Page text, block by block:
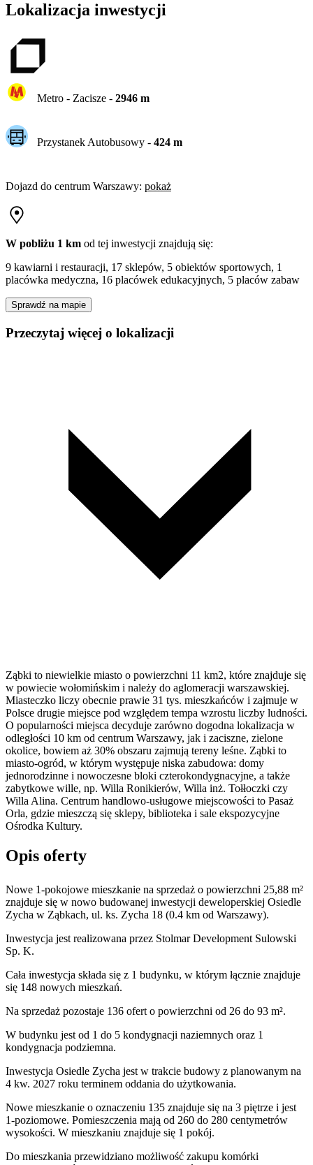
Lokalizacja inwestycji
Metro - Zacisze- 2946m
Przystanek Autobusowy - 424m
Dojazd do centrum Warszawy: pokaż
W pobliżu 1 km od tej inwestycji znajdują się:
9 kawiarni i restauracji, 17 sklepów, 5 obiektów sportowych, 1
placówka medyczna, 16 placówek edukacyjnych, 5 placów zabaw
Sprawdź na mapie
Przeczytaj więcej o lokalizacji
Ząbki to niewielkie miasto o powierzchni 11 km2, które znajduje się
w powiecie wołomińskim i należy do aglomeracji warszawskiej.
Miasteczko liczy obecnie prawie 31 tys. mieszkańców i zajmuje w
Polsce drugie miejsce pod względem tempa wzrostu liczby ludności.
O popularności miejsca decyduje zarówno dogodna lokalizacja w
odległości 10 km od centrum Warszawy, jak i zaciszne, zielone
okolice, bowiem aż 30% obszaru zajmują tereny leśne. Ząbki to
miasto-ogród, w którym występuje niska zabudowa: domy
jednorodzinne i nowoczesne bloki czterokondygnacyjne, a także
zabytkowe wille, np. Willa Ronikierów, Willa inż. Tołłoczki czy
Willa Alina. Centrum handlowo-usługowe miejscowości to Pasaż
Orla, gdzie mieszczą się sklepy, biblioteka i sale ekspozycyjne
Ośrodka Kultury.
Opis oferty
Nowe 1-pokojowe mieszkanie na sprzedaż o powierzchni 25,88 m²
znajduje się w nowo budowanej inwestycji deweloperskiej Osiedle
Zycha w Ząbkach, ul. ks. Zycha 18 (0.4 km od Warszawy).
Inwestycja jest realizowana przez Stolmar Development Sulowski
Sp. K.
Cała inwestycja składa się z 1 budynku, w którym łącznie znajduje
się 148 nowych mieszkań.
Na sprzedaż pozostaje 136 ofert o powierzchni od 26 do 93 m².
W budynku jest od 1 do 5 kondygnacji naziemnych oraz 1
kondygnacja podziemna.
Inwestycja Osiedle Zycha jest w trakcie budowy z planowanym na
4 kw. 2027 roku terminem oddania do użytkowania.
Nowe mieszkanie o oznaczeniu 135 znajduje się na 3 piętrze i jest
1-poziomowe. Pomieszczenia mają od 260 do 280 centymetrów
wysokości. W mieszkaniu znajduje się 1 pokój.
Do mieszkania przewidziano możliwość zakupu komórki